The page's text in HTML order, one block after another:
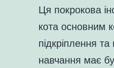
Ця покрокова
кота основним
підкріплення
навчання має